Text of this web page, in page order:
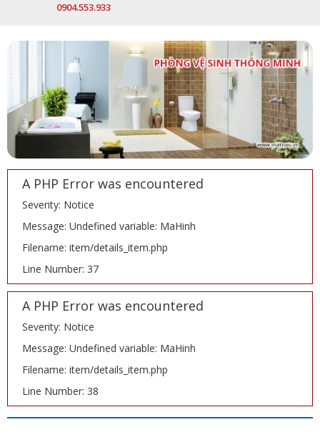
0904.553.933
A PHP Error was encountered
Severity: Notice
Message: Undefined variable: MaHinh
Filename: item/details_item.php
Line Number: 37
A PHP Error was encountered
Severity: Notice
Message: Undefined variable: MaHinh
Filename: item/details_item.php
Line Number: 38